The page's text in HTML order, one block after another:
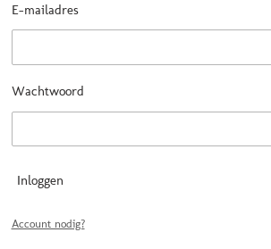
E-mailadres
Wachtwoord
Inloggen
Account nodig?